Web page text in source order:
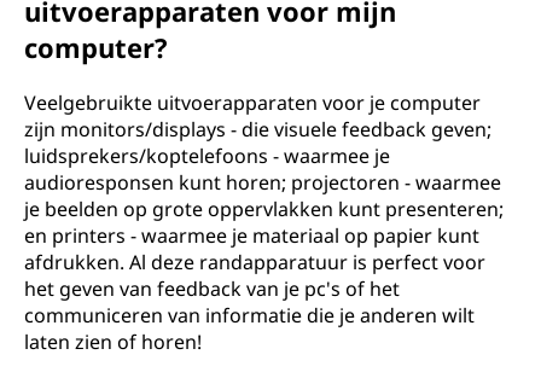
uitvoerapparaten voor mijn
computer?
Veelgebruikte uitvoerapparaten voor je computer
zijn monitors/displays - die visuele feedback geven;
luidsprekers/koptelefoons - waarmee je
audioresponsen kunt horen; projectoren - waarmee
je beelden op grote oppervlakken kunt presenteren;
en printers - waarmee je materiaal op papier kunt
afdrukken. Al deze randapparatuur is perfect voor
het geven van feedback van je pc's of het
communiceren van informatie die je anderen wilt
laten zien of horen!